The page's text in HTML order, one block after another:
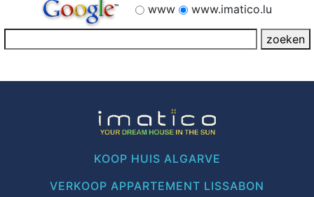
www
www.imatico.lu
KOOP HUIS ALGARVE
VERKOOP APPARTEMENT LISSABON